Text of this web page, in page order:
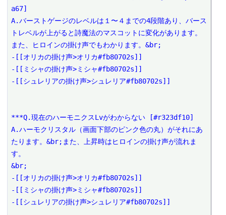
a67]
A.バーストゲージのレベルは１〜４までの4段階あり、バース
トレベルが上がると詩魔法のマスコットに変化があります。
また、ヒロインの掛け声でもわかります。&br;
-[[オリカの掛け声>オリカ#fb80702s]]
-[[ミシャの掛け声>ミシャ#fb80702s]]
-[[シュレリアの掛け声>シュレリア#fb80702s]]
***Q.現在のハーモニクスLvがわからない [#r323df10]
A.ハーモクリスタル（画面下部のピンク色の丸）がそれにあ
たります。&br;また、上昇時はヒロインの掛け声が流れま
す。
&br;
-[[オリカの掛け声>オリカ#fb80702s]]
-[[ミシャの掛け声>ミシャ#fb80702s]]
-[[シュレリアの掛け声>シュレリア#fb80702s]]